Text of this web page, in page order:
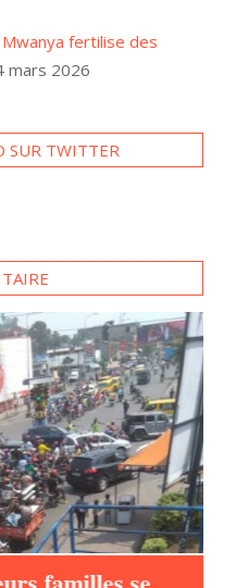
Mwanya fertilise des
mars 2026
SUR TWITTER